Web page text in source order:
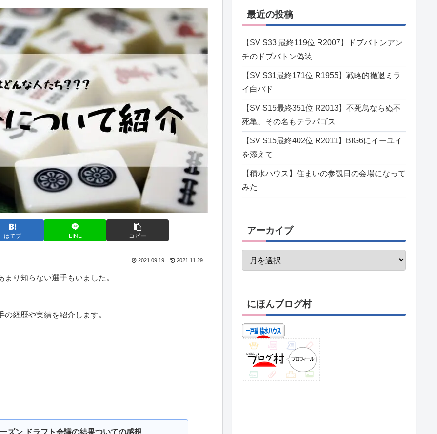
はてブ LINE コピー
2021.09.19 2021.11.29
り知らない選手もいました。
経歴や実績を紹介します。
ズン ドラフト会議の結果ついての感想
最近の投稿
【SV S33 最終119位 R2007】ドブバトンアン
チのドブバトン偽装
【SV S31最終171位 R1955】戦略的撤退ミラ
イ白バド
【SV S15最終351位 R2013】不死鳥ならぬ不
死亀、その名もテラパゴス
【SV S15最終402位 R2011】BIG6にイーユイ
を添えて
【積水ハウス】住まいの参観日の会場になって
みた
アーカイブ
にほんブログ村